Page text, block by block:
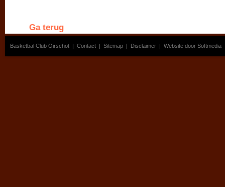
Ga terug
Basketbal Club Oirschot | Contact | Sitemap | Disclaimer | Website door Softmedia